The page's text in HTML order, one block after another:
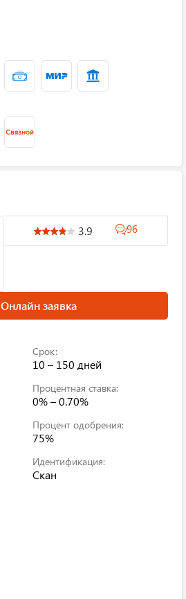
3.9 96
Онлайн заявка
Срок:
10 – 150 дней
Процентная ставка:
0% – 0.70%
Процент одобрения:
75%
Идентификация:
Скан